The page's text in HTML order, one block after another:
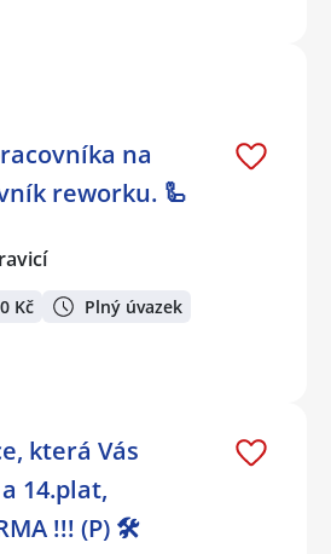
na
reworku. 🦾
Kč Plný úvazek
která Vás
14.plat,
!!! (P) 🛠️